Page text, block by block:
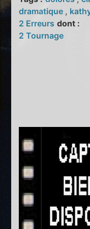
dramatique ,
2 Erreurs dont :
2 Tournage